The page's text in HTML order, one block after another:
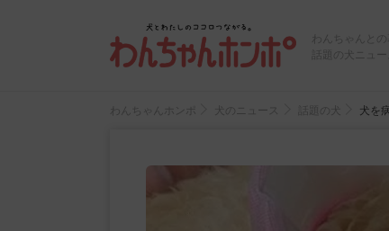
わんちゃんと
話題の犬ニュ
わんちゃんホンポ 犬のニュース 話題の犬 犬を